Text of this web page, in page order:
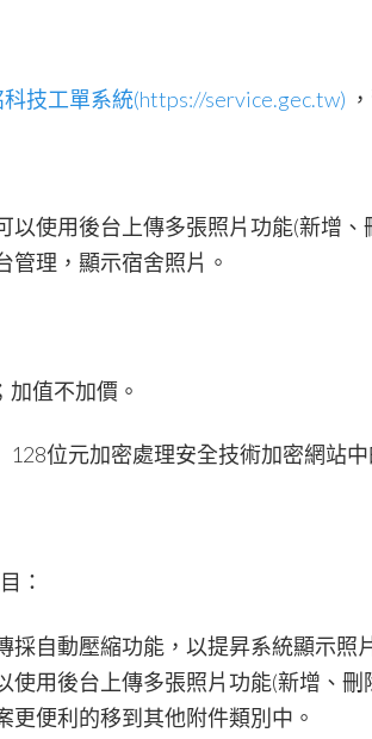
技工單系統(https://service.gec.tw)
使用後台上傳多張照片功能(新增、
管理，顯示宿舍照片。
加值不加價。
128位元加密處理安全技術加密網站
：
自動壓縮功能，以提昇系統顯示照
用後台上傳多張照片功能(新增、刪
便利的移到其他附件類別中。